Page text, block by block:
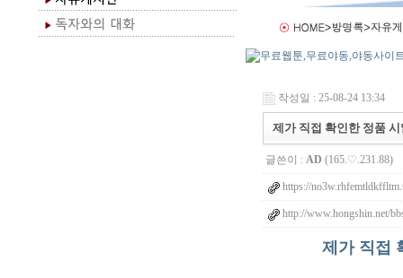
작성일 : 25-08-24 13:34
제가 직접 확인한 정품
글쓴이 : AD (165.♡.231.88)
https://
http://www.hongshin.net/
제가 직접